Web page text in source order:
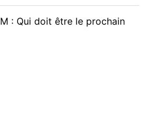
: Qui doit être le prochain